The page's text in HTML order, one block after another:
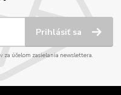
Prihlásiť sa
za účelom zasielania newslettera.